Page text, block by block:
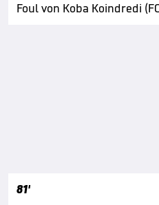
Foul von Koba Koindredi
81'